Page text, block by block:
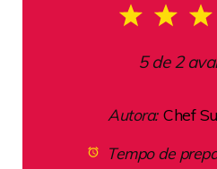
2
1
Star
5de 2
Autora: Chef
Tempo de